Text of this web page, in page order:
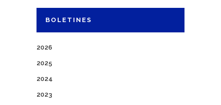
BOLETINES
2026
2025
2024
2023